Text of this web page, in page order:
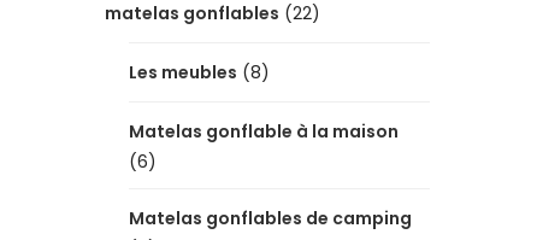
matelas gonflables (22)
Les meubles (8)
Matelas gonflable à la maison
(6)
Matelas gonflables de camping